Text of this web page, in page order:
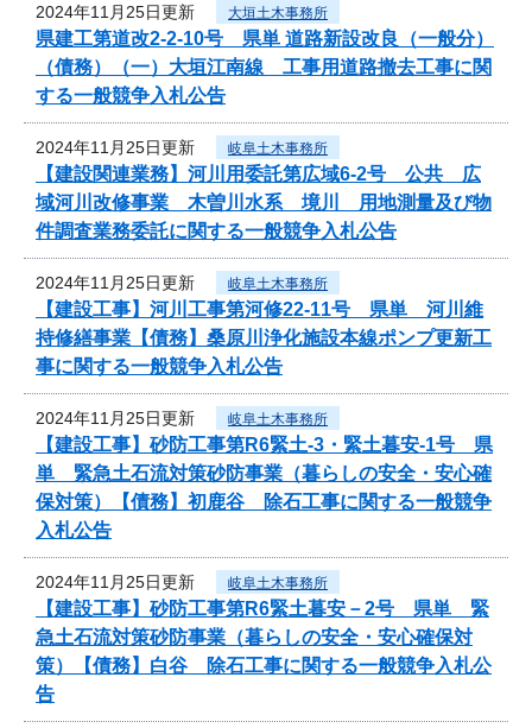
2024年11月25日更新 大垣土木事務所
県建工第道改2-2-10号 県単 道路新設改良（一般分）
（債務）（一）大垣江南線 工事用道路撤去工事に関
する一般競争入札公告
2024年11月25日更新 岐阜土木事務所
【建設関連業務】河川用委託第広域6-2号 公共 広
域河川改修事業 木曽川水系 境川 用地測量及び物
件調査業務委託に関する一般競争入札公告
2024年11月25日更新 岐阜土木事務所
【建設工事】河川工事第河修22-11号 県単 河川維
持修繕事業【債務】桑原川浄化施設本線ポンプ更新工
事に関する一般競争入札公告
2024年11月25日更新 岐阜土木事務所
【建設工事】砂防工事第R6緊土-3・緊土暮安-1号 県
単 緊急土石流対策砂防事業（暮らしの安全・安心確
保対策）【債務】初鹿谷 除石工事に関する一般競争
入札公告
2024年11月25日更新 岐阜土木事務所
【建設工事】砂防工事第R6緊土暮安－2号 県単 緊
急土石流対策砂防事業（暮らしの安全・安心確保対
策）【債務】白谷 除石工事に関する一般競争入札公
告